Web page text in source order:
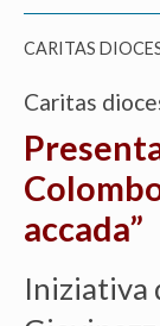
CARITAS
Caritas
accada”
Iniziativa